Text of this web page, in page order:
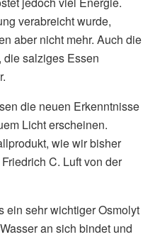
verabreicht wurde,
aber nicht mehr. Auch die
die salziges Essen
die neuen Erkenntnisse
Licht erscheinen.
wie wir bisher
C. Luft von der
ein sehr wichtiger Osmolyt
an sich bindet und